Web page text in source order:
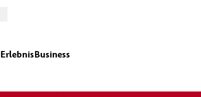
ErlebnisBusiness